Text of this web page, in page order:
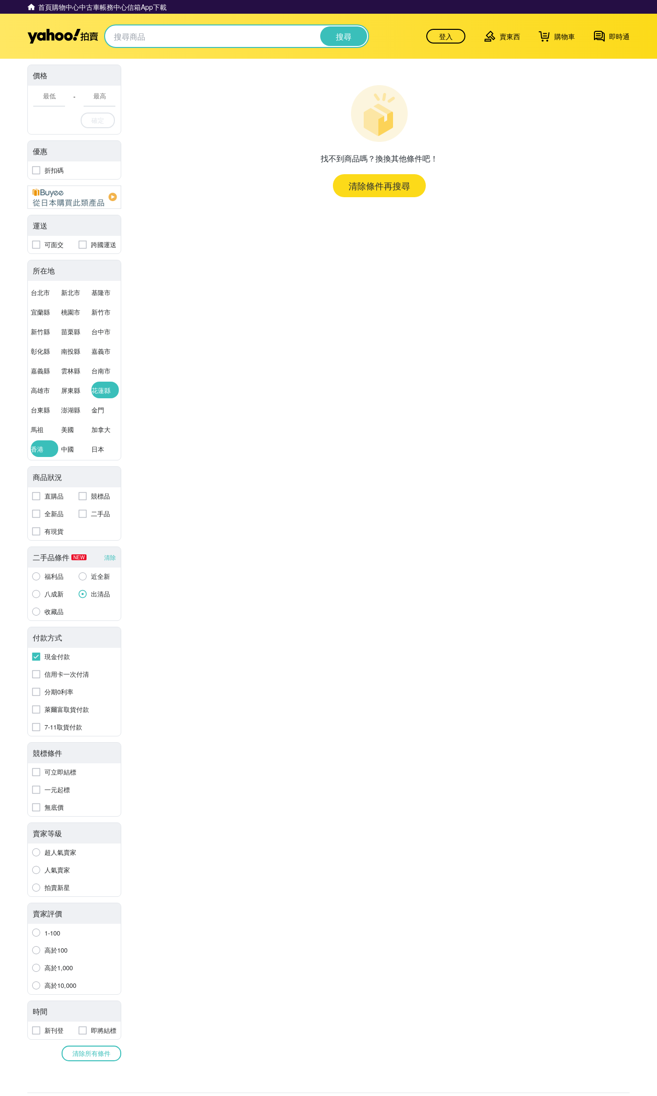
首頁購物中心中古車帳務中心信箱App下載
Yahoo拍賣 搜尋 登入 賣東西 購物車 即時通
價格
-
確定
優惠
折扣碼
運送
可面交 跨國運送
所在地
台北市 新北市 基隆市
宜蘭縣 桃園市 新竹市
新竹縣 苗栗縣 台中市
彰化縣 南投縣 嘉義市
嘉義縣 雲林縣 台南市
高雄市 屏東縣 花蓮縣
台東縣 澎湖縣 金門
馬祖 美國 加拿大
香港 中國 日本
商品狀況
直購品
競標品
全新品
二手品
有現貨
二手品條件 NEW 清除
福利品
近全新
八成新
出清品
收藏品
付款方式
現金付款
信用卡一次付清
分期0利率
萊爾富取貨付款
7-11取貨付款
競標條件
可立即結標
一元起標
無底價
賣家等級
超人氣賣家
人氣賣家
拍賣新星
賣家評價
1-100
高於100
高於1,000
高於10,000
時間
新刊登 即將結標
清除所有條件
找不到商品嗎？換換其他條件吧！
清除條件再搜尋